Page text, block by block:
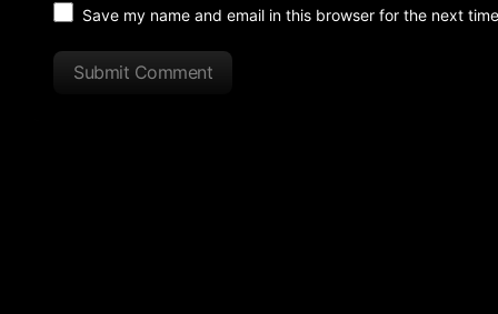
Save my name and email in this browser for the next
Submit Comment